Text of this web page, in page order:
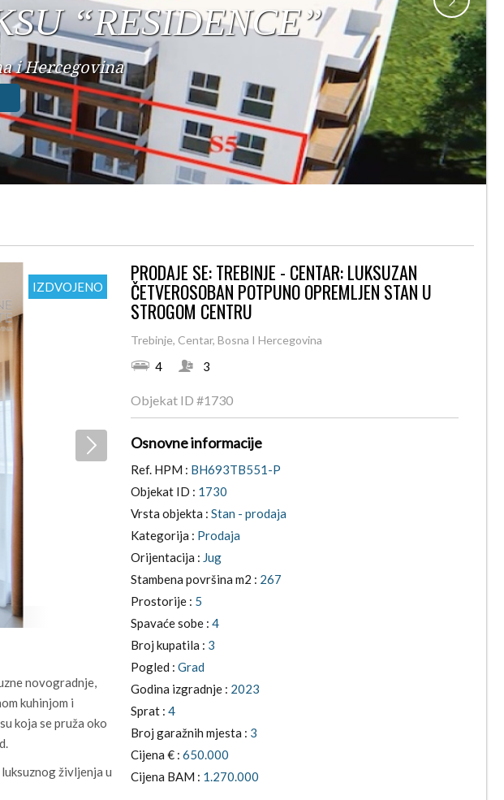
Hercegovina
IZDVOJENO
novogradnje,
kuhinjom i
koja se pruža oko
življenja u
PRODAJE SE: TREBINJE - CENTAR: LUKSUZAN
ČETVEROSOBAN POTPUNO OPREMLJEN STAN U
STROGOM CENTRU
Trebinje, Centar, Bosna I Hercegovina
4 3
Objekat ID #1730
Osnovne informacije
Ref. HPM : BH693TB551-P
Objekat ID : 1730
Vrsta objekta : Stan - prodaja
Kategorija : Prodaja
Orijentacija : Jug
Stambena površina m2 : 267
Prostorije : 5
Spavaće sobe : 4
Broj kupatila : 3
Pogled : Grad
Godina izgradnje : 2023
Sprat : 4
Broj garažnih mjesta : 3
Cijena € : 650.000
Cijena BAM : 1.270.000